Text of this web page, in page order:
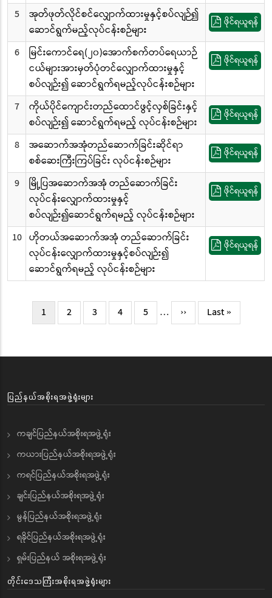
5
အုတ်ဖုတ်လိုင်စင်လျှောက်ထားမှုနှင့်စပ်လျဉ်၍
ဆောင်ရွက်မည့်လုပ်ငန်းစဉ်များ
ဖိုင်ရယူရန်
6
မြင်းကောင်ရေ(၂၀)အောက်စက်တပ်ရေယာဉ်
ငယ်များအားမှတ်ပုံတင်လျှောက်ထားမှုနှင့်
စပ်လျဉ်း၍ ဆောင်ရွက်ရမည့်လုပ်ငန်းစဉ်များ
ဖိုင်ရယူရန်
7
ကိုယ်ပိုင်ကျောင်းတည်ထောင်ဖွင့်လှစ်ခြင်းနှင့်
စပ်လျဉ်း၍ ဆောင်ရွက်ရမည့် လုပ်ငန်းစဉ်များ
ဖိုင်ရယူရန်
8
အဆောက်အအုံတည်ဆောက်ခြင်းဆိုင်ရာ
စစ်ဆေးကြီးကြပ်ခြင်း လုပ်ငန်းစဉ်များ
ဖိုင်ရယူရန်
9
မြို့ပြအဆောက်အအုံ တည်ဆောက်ခြင်း
လုပ်ငန်းလျှောက်ထားမှုနှင့်
စပ်လျဉ်း၍ဆောင်ရွက်ရမည့် လုပ်ငန်းစဉ်များ
ဖိုင်ရယူရန်
10 ဟိုတယ်အဆောက်အအုံ တည်ဆောက်ခြင်း
လုပ်ငန်းလျှောက်ထားမှုနှင့်စပ်လျဉ်း၍
ဆောင်ရွက်ရမည့် လုပ်ငန်းစဉ်များ
ဖိုင်ရယူရန်
PaginationCurrent
page
1 Page
2 Page
3 Page
4 Page
5 …
Next
page
››
Last
page
Last »
ပြည်နယ်အစိုးရအဖွဲ့ရုံးများ
ကချင်ပြည်နယ်အစိုးရအဖွဲ့ရုံး
ကယားပြည်နယ်အစိုးရအဖွဲ့ရုံး
ကရင်ပြည်နယ်အစိုးရအဖွဲ့ရုံး
ချင်းပြည်နယ်အစိုးရအဖွဲ့ရုံး
မွန်ပြည်နယ်အစိုးရအဖွဲ့ရုံး
ရခိုင်ပြည်နယ်အစိုးရအဖွဲ့ရုံး
ရှမ်းပြည်နယ် အစိုးရအဖွဲ့ရုံး
တိုင်းဒေသကြီးအစိုးရအဖွဲ့ရုံးများ